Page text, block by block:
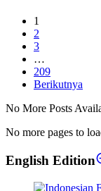
1
2
3
…
209
Berikutnya
No More Posts
No more pages to
English Edition